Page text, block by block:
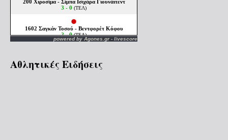
powered by Agones.gr- livescore
Αθλητικές Ειδήσεις